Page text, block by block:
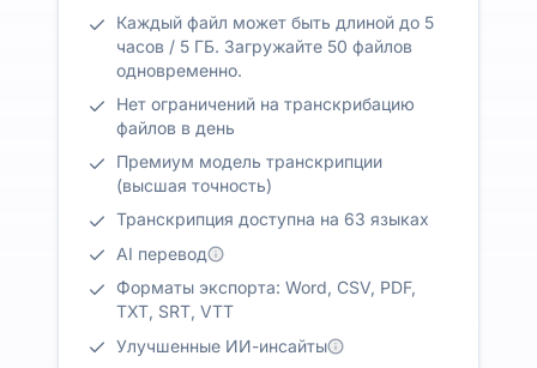
Каждый файл может быть длиной до 5
часов / 5 ГБ. Загружайте 50 файлов
одновременно.
Нет ограничений на транскрибацию
файлов в день
Премиум модель транскрипции
(высшая точность)
Транскрипция доступна на 63 языках
AI перевод
Форматы экспорта: Word, CSV, PDF,
TXT, SRT, VTT
Улучшенные ИИ-инсайты